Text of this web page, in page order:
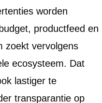
worden
productfeed en
zoekt vervolgens
ecosysteem. Dat
lastiger te
transparantie op